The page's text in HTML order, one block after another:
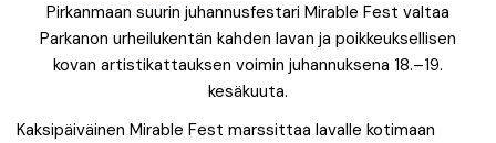
Pirkanmaan suurin juhannusfestari Mirable Fest valtaa
Parkanon urheilukentän kahden lavan ja poikkeuksellisen
kovan artistikattauksen voimin juhannuksena 18.–19.
kesäkuuta.
Kaksipäiväinen Mirable Fest marssittaa lavalle kotimaan